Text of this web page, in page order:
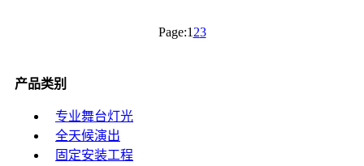
Page:1 23
产品类别
专业舞台灯光
全天候演出
固定安装工程